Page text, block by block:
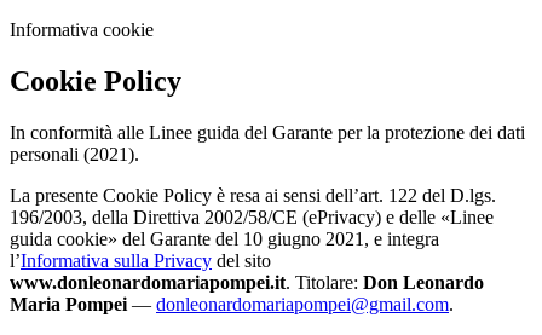
Informativa cookie
Cookie Policy
In conformità alle Linee guida del Garante per la protezione dei dati
personali (2021).
La presente Cookie Policy è resa ai sensi dell’art. 122 del D.lgs.
196/2003, della Direttiva 2002/58/CE (ePrivacy) e delle «Linee
guida cookie» del Garante del 10 giugno 2021, e integra
l’Informativa sulla Privacy del sito
www.donleonardomariapompei.it. Titolare: Don Leonardo
Maria Pompei — donleonardomariapompei@gmail.com.